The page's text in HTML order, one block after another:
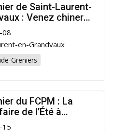
de Saint-Laurent-
: Venez chiner
cause !
08
en-Grandvaux
Greniers
du FCPM : La
de l’Été à
15